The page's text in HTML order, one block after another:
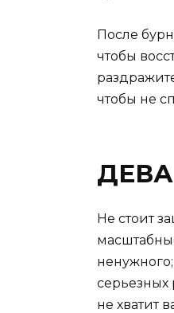
После
чтобы
чтобы не
ДЕВА
Не стоит
серьезных
не хватит